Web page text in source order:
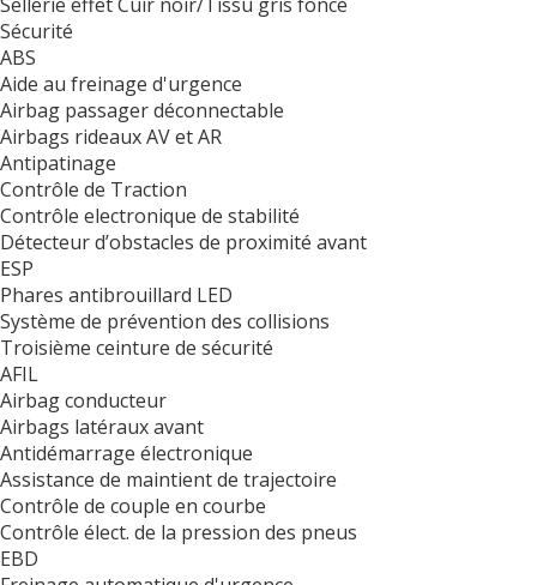
Sécurité
ABS
Aide au freinage d'urgence
Airbag passager déconnectable
Airbags rideaux AV et AR
Antipatinage
Contrôle de Traction
Contrôle electronique de stabilité
Détecteur d’obstacles de proximité avant
ESP
Phares antibrouillard LED
Système de prévention des collisions
Troisième ceinture de sécurité
AFIL
Airbag conducteur
Airbags latéraux avant
Antidémarrage électronique
Assistance de maintient de trajectoire
Contrôle de couple en courbe
Contrôle élect. de la pression des pneus
EBD